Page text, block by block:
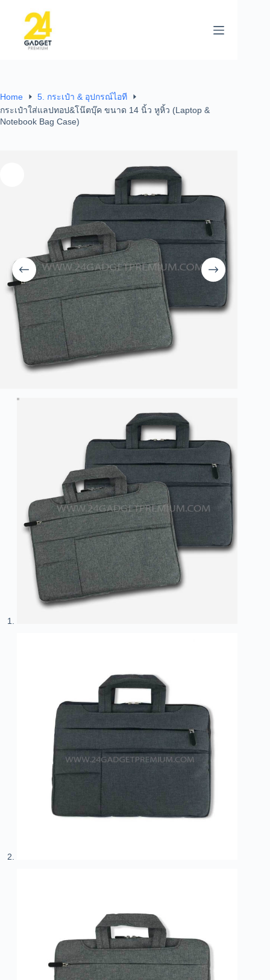
Home
5. กระเป๋า & อุปกรณ์ไอที
กระเป๋าใส่แลปทอป&โน๊ตบุ๊ค ขนาด 14 นิ้ว หูหิ้ว (Laptop &
Notebook Bag Case)